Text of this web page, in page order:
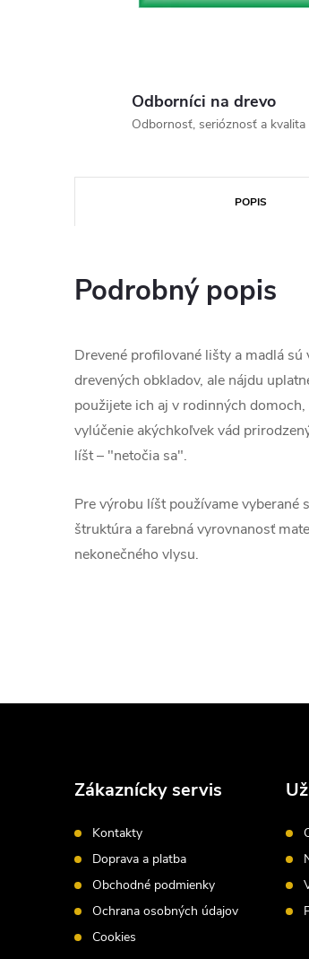
Odborníci na drevo
Odbornosť, serióznosť a kvalita
POPIS
Podrobný popis
Drevené profilované lišty a madlá
drevených obkladov, ale nájdu
použijete ich aj v rodinných
vylúčenie akýchkoľvek vád
líšt – "netočia sa".
Pre výrobu líšt používame
štruktúra a farebná vyrovnanosť
nekonečného vlysu.
Zákaznícky servis
Kontakty
Doprava a platba
Obchodné podmienky
Ochrana osobných údajov
Cookies